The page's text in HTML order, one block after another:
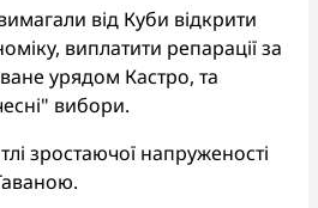
від Куби відкрити
виплатити репарації за
урядом Кастро, та
вибори.
зростаючої напруженості